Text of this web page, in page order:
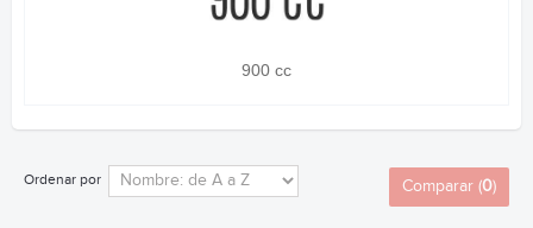
900 cc
Ordenar por Comparar (0)